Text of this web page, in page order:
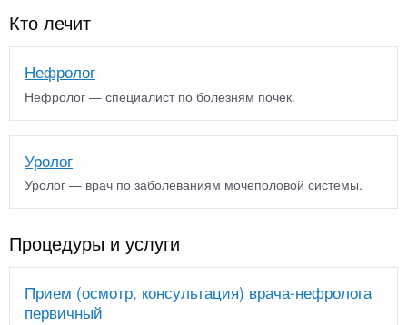
Кто лечит
Нефролог
Нефролог — специалист по болезням почек.
Уролог
Уролог — врач по заболеваниям мочеполовой системы.
Процедуры и услуги
Прием (осмотр, консультация) врача-нефролога
первичный